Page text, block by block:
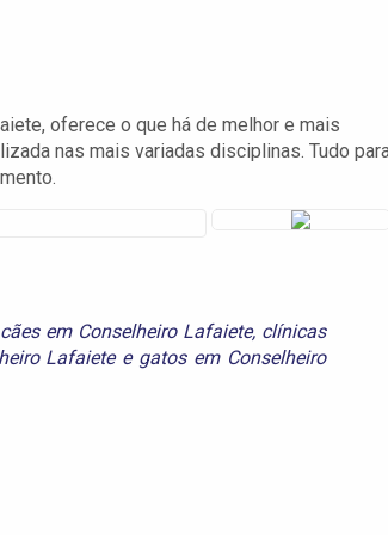
oferece o que há de melhor e mais
nas mais variadas disciplinas. Tudo
cães em Conselheiro Lafaiete, clínicas
Lafaietee gatos em Conselheiro